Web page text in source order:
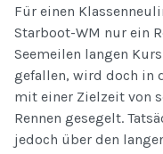
Für einen
Starboot-WM nur ein
Seemeilen langen
gefallen, wird doch in
mit einer Zielzeit von
Rennen gesegelt.
jedoch über den